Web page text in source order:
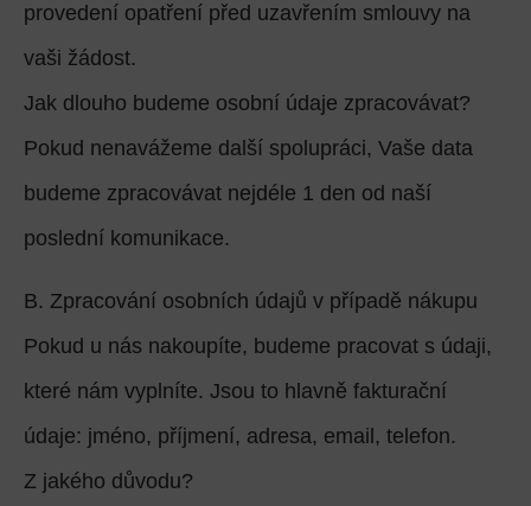
provedení opatření před uzavřením smlouvy na
vaši žádost.
Jak dlouho budeme osobní údaje zpracovávat?
Pokud nenavážeme další spolupráci, Vaše data
budeme zpracovávat nejdéle 1 den od naší
poslední komunikace.
B. Zpracování osobních údajů v případě nákupu
Pokud u nás nakoupíte, budeme pracovat s údaji,
které nám vyplníte. Jsou to hlavně fakturační
údaje: jméno, příjmení, adresa, email, telefon.
Z jakého důvodu?